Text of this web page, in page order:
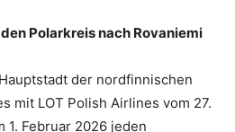
Polarkreis nach Rovaniemi
der nordfinnischen
mit LOT Polish Airlines vom 27.
1. Februar 2026 jeden